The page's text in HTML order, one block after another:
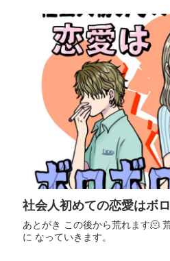
社会人初めての恋愛はボ
あとがき この後から荒れます🫠
に なっていきます。